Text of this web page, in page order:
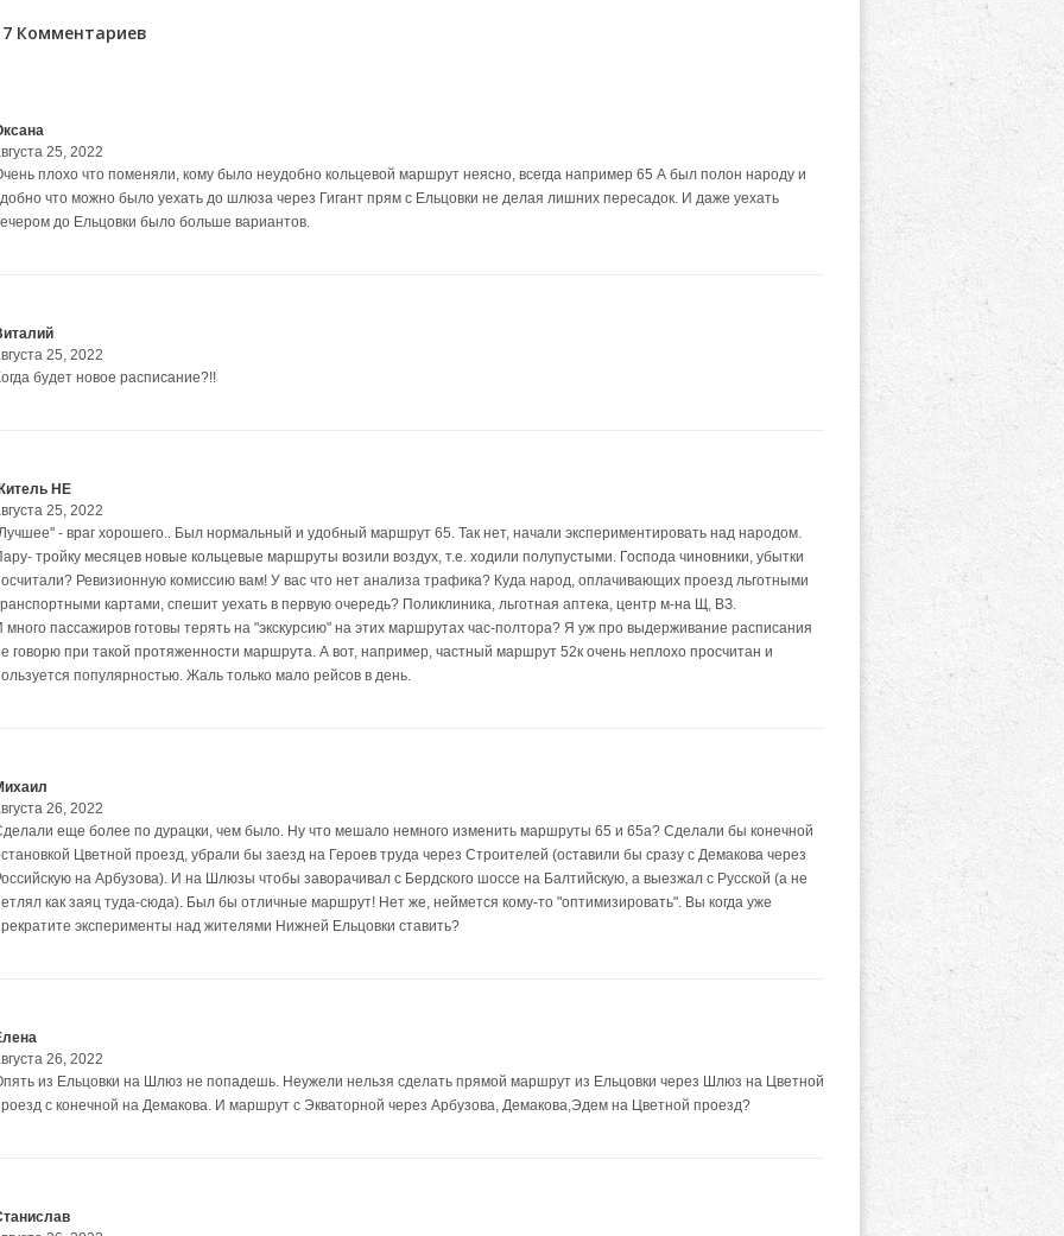
Комментариев
25, 2022
плохо что поменяли, кому было неудобно кольцевой маршрут неясно, всегда например 65 А был полон народу и
что можно было уехать до шлюза через Гигант прям с Ельцовки не делая лишних пересадок. И даже уехать
до Ельцовки было больше вариантов.
25, 2022
будет новое расписание?!!
НЕ
25, 2022
- враг хорошего.. Был нормальный и удобный маршрут 65. Так нет, начали экспериментировать над народом.
тройку месяцев новые кольцевые маршруты возили воздух, т.е. ходили полупустыми. Господа чиновники, убытки
Ревизионную комиссию вам! У вас что нет анализа трафика? Куда народ, оплачивающих проезд льготными
картами, спешит уехать в первую очередь? Поликлиника, льготная аптека, центр м-на Щ, ВЗ.
много пассажиров готовы терять на "экскурсию" на этих маршрутах час-полтора? Я уж про выдерживание расписания
говорю при такой протяженности маршрута. А вот, например, частный маршрут 52к очень неплохо просчитан и
популярностью. Жаль только мало рейсов в день.
26, 2022
еще более по дурацки, чем было. Ну что мешало немного изменить маршруты 65 и 65а? Сделали бы конечной
Цветной проезд, убрали бы заезд на Героев труда через Строителей (оставили бы сразу с Демакова через
на Арбузова). И на Шлюзы чтобы заворачивал с Бердского шоссе на Балтийскую, а выезжал с Русской (а не
как заяц туда-сюда). Был бы отличные маршрут! Нет же, неймется кому-то "оптимизировать". Вы когда уже
эксперименты над жителями Нижней Ельцовки ставить?
26, 2022
из Ельцовки на Шлюз не попадешь. Неужели нельзя сделать прямой маршрут из Ельцовки через Шлюз на Цветной
с конечной на Демакова. И маршрут с Экваторной через Арбузова, Демакова,Эдем на Цветной проезд?